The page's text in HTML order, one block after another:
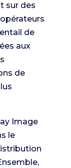
sur des
de
aux
de
Image
le